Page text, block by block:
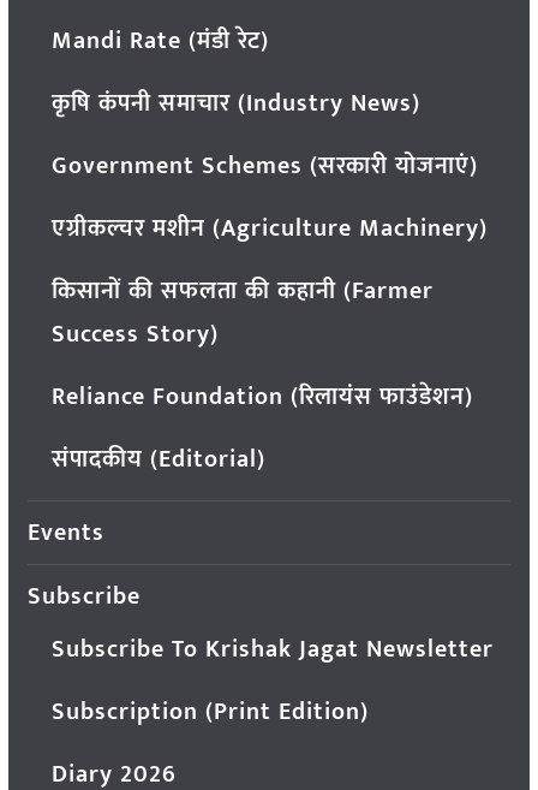
Mandi Rate (मंडी रेट)
कृषि कंपनी समाचार (Industry News)
Government Schemes (सरकारी योजनाएं)
एग्रीकल्चर मशीन (Agriculture Machinery)
किसानों की सफलता की कहानी (Farmer
Success Story)
Reliance Foundation (रिलायंस फाउंडेशन)
संपादकीय (Editorial)
Events
Subscribe
Subscribe To Krishak Jagat Newsletter
Subscription (Print Edition)
Diary 2026